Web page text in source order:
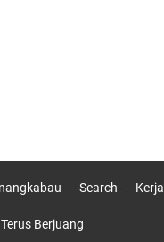
Search
Berjuang